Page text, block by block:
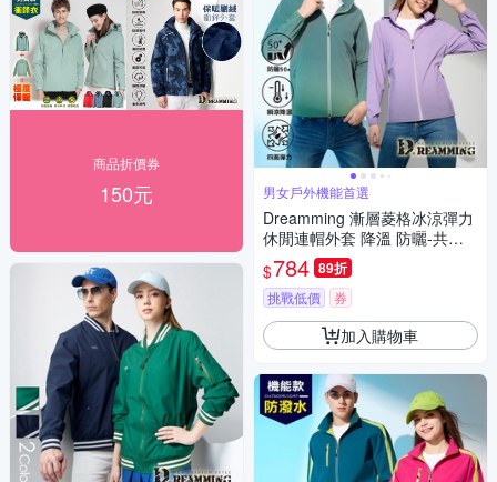
商品折價券
150元 男女戶外機能首選
Dreamming 漸層菱格冰涼彈力
休閒連帽外套 降溫 防曬-共二
款
$784 89折
挑戰低價 券
加入購物車